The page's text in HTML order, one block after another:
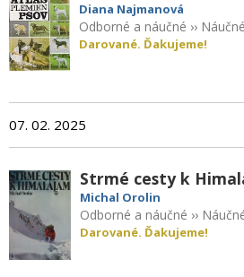
Diana Najmanová
Odborné a náučné ››
Darované. Ďakujeme!
07. 02. 2025
Strmé cesty k
Michal Orolin
Odborné a náučné ››
Darované. Ďakujeme!